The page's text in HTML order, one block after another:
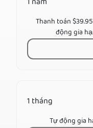
1 tháng
Tự động gia
Thanh toán
động gia